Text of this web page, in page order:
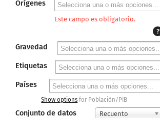
Orígenes
Este campo es obligatorio.
?
Gravedad
Etiquetas
Países
Show options for Población/PIB
Conjunto de datos Recuento